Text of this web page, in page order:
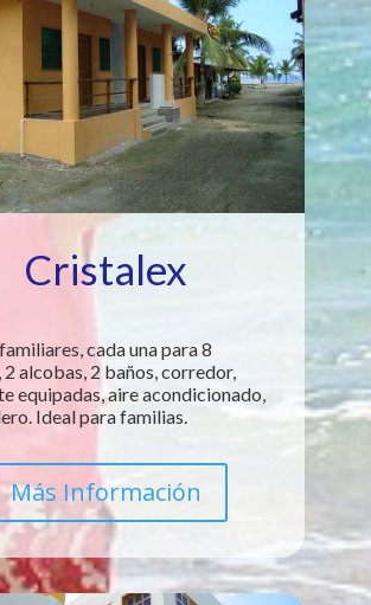
Cristalex
cada una para 8
2 alcobas, 2 baños, corredor,
equipadas, aire acondicionado,
Ideal para familias.
Más Información